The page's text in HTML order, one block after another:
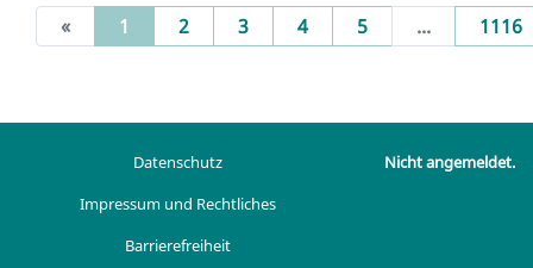
« 1 (current)
2 3 4 5 ... 1116
Datenschutz
Impressum und Rechtliches
Barrierefreiheit
Nicht angemeldet.